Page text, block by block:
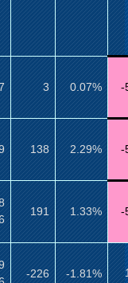
3 0.07% -
138 2.29% -
191 1.33% -
-226 -1.81%